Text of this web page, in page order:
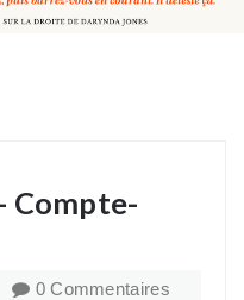
Compte-
0 Commentaires